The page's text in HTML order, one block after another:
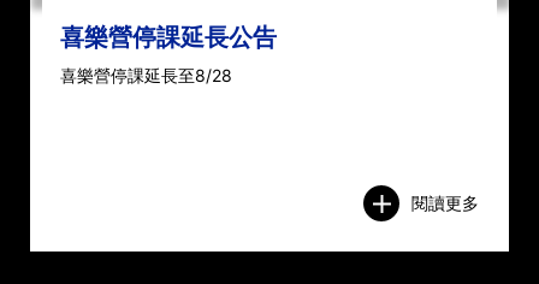
喜樂營停課延長公告
喜樂營停課延長至8/28
閱讀更多